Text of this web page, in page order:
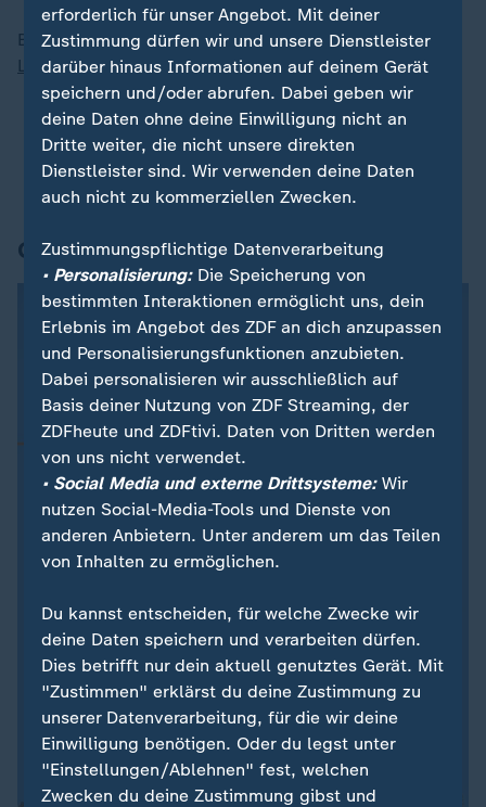
Bleiben Sie immer auf dem Laufenden mit unserem
Liveblog zu den Paralympischen Spielen 2024.
Welche Nation liegt imMedaillenspiegelvorne?
Hier finden Sie die aktuellen Livestreams und eine
Vorschau auf die Wettkämpfedes Tages
Grafik des Tages
erforderlich für unser Angebot. Mit deiner
Zustimmung dürfen wir und unsere Dienstleister
darüber hinaus Informationen auf deinem Gerät
speichern und/oder abrufen. Dabei geben wir
deine Daten ohne deine Einwilligung nicht an
Dritte weiter, die nicht unsere direkten
Dienstleister sind. Wir verwenden deine Daten
auch nicht zu kommerziellen Zwecken.
Zustimmungspflichtige Datenverarbeitung
• Personalisierung:Die Speicherung von
bestimmten Interaktionen ermöglicht uns, dein
Erlebnis im Angebot des ZDF an dich anzupassen
und Personalisierungsfunktionen anzubieten.
Dabei personalisieren wir ausschließlich auf
Basis deiner Nutzung von ZDF Streaming, der
ZDFheute und ZDFtivi. Daten von Dritten werden
von uns nicht verwendet.
• Social Media und externe Drittsysteme:Wir
nutzen Social-Media-Tools und Dienste von
anderen Anbietern. Unter anderem um das Teilen
von Inhalten zu ermöglichen.
Du kannst entscheiden, für welche Zwecke wir
deine Daten speichern und verarbeiten dürfen.
Dies betrifft nur dein aktuell genutztes Gerät. Mit
"Zustimmen" erklärst du deine Zustimmung zu
unserer Datenverarbeitung, für die wir deine
Einwilligung benötigen. Oder du legst unter
"Einstellungen/Ablehnen" fest, welchen
Zwecken du deine Zustimmung gibst und